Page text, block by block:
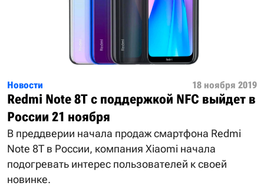
Новости 18 ноября 2019
Redmi Note 8T с поддержкой NFC выйдет в
России 21 ноября
В преддверии начала продаж смартфона Redmi
Note 8T в России, компания Xiaomi начала
подогревать интерес пользователей к своей
новинке.